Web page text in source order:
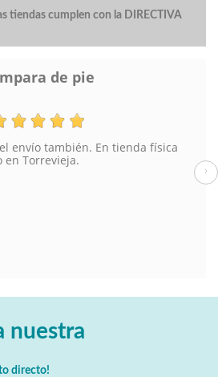
tiendas cumplen con la DIRECTIVA
de pie
envío también. En tienda física
en Torrevieja.
›
nuestra
directo!